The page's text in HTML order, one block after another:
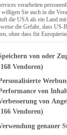
verarbeiten
willigen Sie auch in die
die USA als ein Land mit
die Gefahr, dass US-
ohne dass für
finden Sie
von oder
Vendoren)
von
von
Vendoren)
genauer